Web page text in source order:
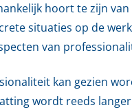
hoort te zijn
situaties op de
van
kan gezien
wordt reeds